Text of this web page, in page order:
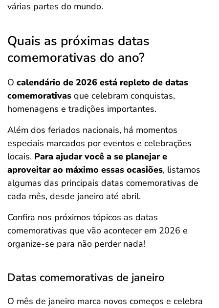
várias partes do mundo.
Quais as próximas datas
comemorativas do ano?
O calendário de 2026 está repleto de datas
comemorativas que celebram conquistas,
homenagens e tradições importantes.
Além dos feriados nacionais, há momentos
especiais marcados por eventos e celebrações
locais. Para ajudar você a se planejar e
aproveitar ao máximo essas ocasiões, listamos
algumas das principais datas comemorativas de
cada mês, desde janeiro até abril.
Confira nos próximos tópicos as datas
comemorativas que vão acontecer em 2026 e
organize-se para não perder nada!
Datas comemorativas de janeiro
O mês de janeiro marca novos começos e celebra